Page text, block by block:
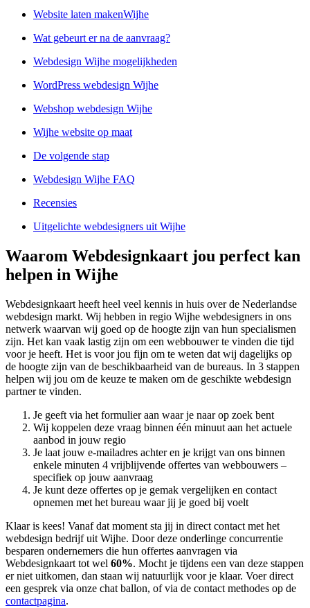
Website laten makenWijhe
Wat gebeurt er na de aanvraag?
Webdesign Wijhe mogelijkheden
WordPress webdesign Wijhe
Webshop webdesign Wijhe
Wijhe website op maat
De volgende stap
Webdesign Wijhe FAQ
Recensies
Uitgelichte webdesigners uit Wijhe
Waarom Webdesignkaart jou perfect kan
helpen in Wijhe
Webdesignkaart heeft heel veel kennis in huis over de Nederlandse
webdesign markt. Wij hebben in regio Wijhe webdesigners in ons
netwerk waarvan wij goed op de hoogte zijn van hun specialismen
zijn. Het kan vaak lastig zijn om een webbouwer te vinden die tijd
voor je heeft. Het is voor jou fijn om te weten dat wij dagelijks op
de hoogte zijn van de beschikbaarheid van de bureaus. In 3 stappen
helpen wij jou om de keuze te maken om de geschikte webdesign
partner te vinden.
Je geeft via het formulier aan waar je naar op zoek bent
Wij koppelen deze vraag binnen één minuut aan het actuele
aanbod in jouw regio
Je laat jouw e-mailadres achter en je krijgt van ons binnen
enkele minuten 4 vrijblijvende offertes van webbouwers –
specifiek op jouw aanvraag
Je kunt deze offertes op je gemak vergelijken en contact
opnemen met het bureau waar jij je goed bij voelt
Klaar is kees! Vanaf dat moment sta jij in direct contact met het
webdesign bedrijf uit Wijhe. Door deze onderlinge concurrentie
besparen ondernemers die hun offertes aanvragen via
Webdesignkaart tot wel 60%. Mocht je tijdens een van deze stappen
er niet uitkomen, dan staan wij natuurlijk voor je klaar. Voer direct
een gesprek via onze chat ballon, of via de contact methodes op de
contactpagina.